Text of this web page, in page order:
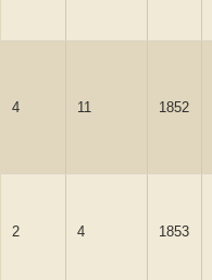
4 11 1852
2 4 1853